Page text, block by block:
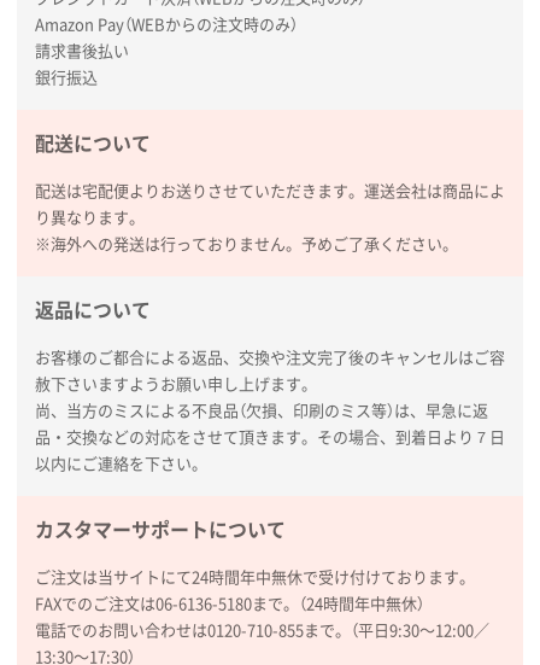
枚
2026年01月27日 13:12
毎年注文しており、信頼できるから。出来上がりも満
熊本県S社様
ぺんてる ビクーニャフィール1000枚
2026年01月26日 15:45
印刷範囲が広かったから、取扱商品
新潟県R社様
2026年01月16日 10:53
納期が比較的短く、ロット数が豊富に選べて価格が安
かったため
山口県P社様
③1枚
希望の商品の取り扱いがあったので
大阪府のお客様
Amazon Pay（WEBからの注文時のみ）
請求書後払い
銀行振込
配送について
配送は宅配便よりお送りさせていただきます。運送会社は商品によ
り異なります。
※海外への発送は行っておりません。予めご了承ください。
返品について
お客様のご都合による返品、交換や注文完了後のキャンセルはご容
赦下さいますようお願い申し上げます。
尚、当方のミスによる不良品（欠損、印刷のミス等）は、早急に返
品・交換などの対応をさせて頂きます。その場合、到着日より７日
以内にご連絡を下さい。
カスタマーサポートについて
ご注文は当サイトにて24時間年中無休で受け付けております。
FAXでのご注文は06-6136-5180まで。（24時間年中無休）
電話でのお問い合わせは0120-710-855まで。（平日9:30〜12:00／
13:30〜17:30）